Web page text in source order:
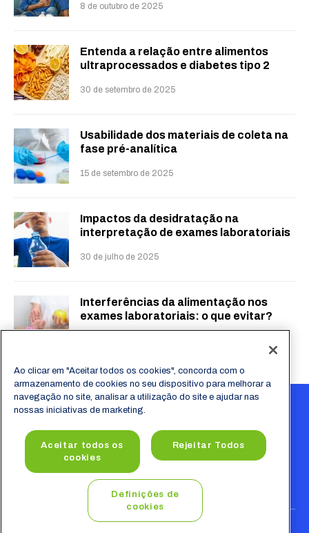
8 de outubro de 2025
Entenda a relação entre alimentos
ultraprocessados e diabetes tipo 2
30 de setembro de 2025
Usabilidade dos materiais de coleta na
fase pré-analítica
15 de setembro de 2025
Impactos da desidratação na
interpretação de exames laboratoriais
30 de julho de 2025
Interferências da alimentação nos
exames laboratoriais: o que evitar?
Ao clicar em "Aceitar todos os cookies", concorda com o
armazenamento de cookies no seu dispositivo para melhorar a
navegação no site, analisar a utilização do site e ajudar nas
nossas iniciativas de marketing.
Aceitar todos os
cookies
Rejeitar Todos
Definições de
cookies